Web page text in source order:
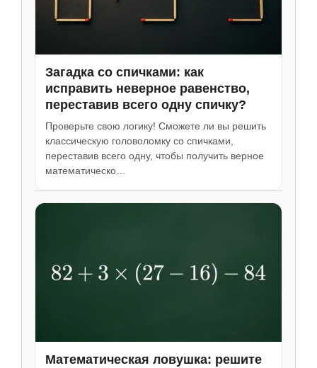
Загадка со спичками: как
исправить неверное равенство,
переставив всего одну спичку?
Проверьте свою логику! Сможете ли вы решить
классическую головоломку со спичками,
переставив всего одну, чтобы получить верное
математическо…
Математическая ловушка: решите